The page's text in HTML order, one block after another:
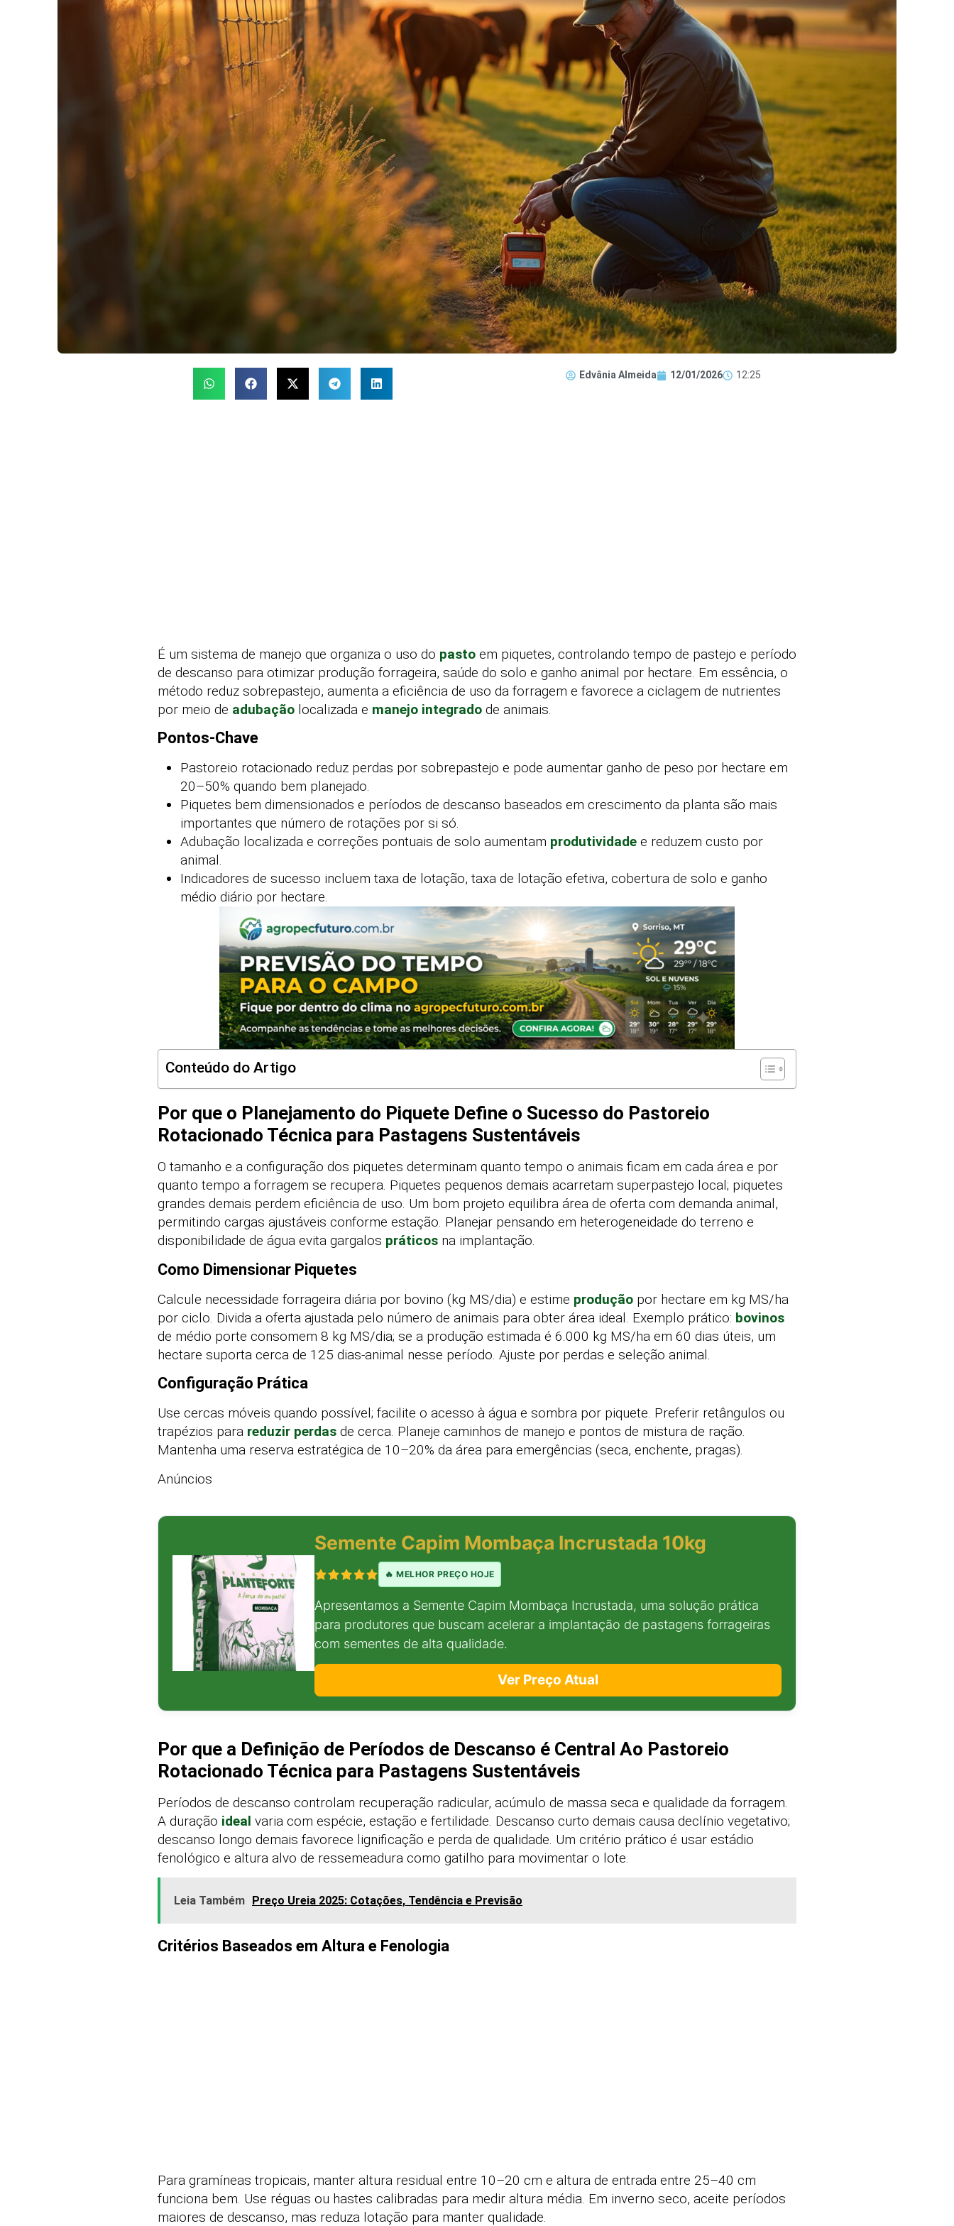
Edvânia Almeida 12/01/2026 12:25
É um sistema de manejo que organiza o uso do pasto em piquetes, controlando tempo de pastejo e período
de descanso para otimizar produção forrageira, saúde do solo e ganho animal por hectare. Em essência, o
método reduz sobrepastejo, aumenta a eficiência de uso da forragem e favorece a ciclagem de nutrientes
por meio de adubação localizada e manejo integrado de animais.
Pontos-Chave
Pastoreio rotacionado reduz perdas por sobrepastejo e pode aumentar ganho de peso por hectare em
20–50% quando bem planejado.
Piquetes bem dimensionados e períodos de descanso baseados em crescimento da planta são mais
importantes que número de rotações por si só.
Adubação localizada e correções pontuais de solo aumentam produtividade e reduzem custo por
animal.
Indicadores de sucesso incluem taxa de lotação, taxa de lotação efetiva, cobertura de solo e ganho
médio diário por hectare.
Conteúdo do Artigo
Por que o Planejamento do Piquete Define o Sucesso do Pastoreio
Rotacionado Técnica para Pastagens Sustentáveis
O tamanho e a configuração dos piquetes determinam quanto tempo o animais ficam em cada área e por
quanto tempo a forragem se recupera. Piquetes pequenos demais acarretam superpastejo local; piquetes
grandes demais perdem eficiência de uso. Um bom projeto equilibra área de oferta com demanda animal,
permitindo cargas ajustáveis conforme estação. Planejar pensando em heterogeneidade do terreno e
disponibilidade de água evita gargalos práticos na implantação.
Como Dimensionar Piquetes
Calcule necessidade forrageira diária por bovino (kg MS/dia) e estime produção por hectare em kg MS/ha
por ciclo. Divida a oferta ajustada pelo número de animais para obter área ideal. Exemplo prático: bovinos
de médio porte consomem 8 kg MS/dia; se a produção estimada é 6.000 kg MS/ha em 60 dias úteis, um
hectare suporta cerca de 125 dias-animal nesse período. Ajuste por perdas e seleção animal.
Configuração Prática
Use cercas móveis quando possível; facilite o acesso à água e sombra por piquete. Preferir retângulos ou
trapézios para reduzir perdas de cerca. Planeje caminhos de manejo e pontos de mistura de ração.
Mantenha uma reserva estratégica de 10–20% da área para emergências (seca, enchente, pragas).
Anúncios
Semente Capim Mombaça Incrustada 10kg
🔥 MELHOR PREÇO HOJE
Apresentamos a Semente Capim Mombaça Incrustada, uma solução prática
para produtores que buscam acelerar a implantação de pastagens forrageiras
com sementes de alta qualidade.
Ver Preço Atual
Por que a Definição de Períodos de Descanso é Central Ao Pastoreio
Rotacionado Técnica para Pastagens Sustentáveis
Períodos de descanso controlam recuperação radicular, acúmulo de massa seca e qualidade da forragem.
A duração ideal varia com espécie, estação e fertilidade. Descanso curto demais causa declínio vegetativo;
descanso longo demais favorece lignificação e perda de qualidade. Um critério prático é usar estádio
fenológico e altura alvo de ressemeadura como gatilho para movimentar o lote.
Leia Também Preço Ureia 2025: Cotações, Tendência e Previsão
Critérios Baseados em Altura e Fenologia
Para gramíneas tropicais, manter altura residual entre 10–20 cm e altura de entrada entre 25–40 cm
funciona bem. Use réguas ou hastes calibradas para medir altura média. Em inverno seco, aceite períodos
maiores de descanso, mas reduza lotação para manter qualidade.